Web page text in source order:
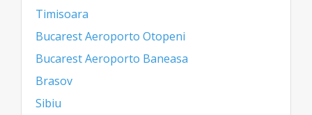
Timisoara
Bucarest Aeroporto Otopeni
Bucarest Aeroporto Baneasa
Brasov
Sibiu